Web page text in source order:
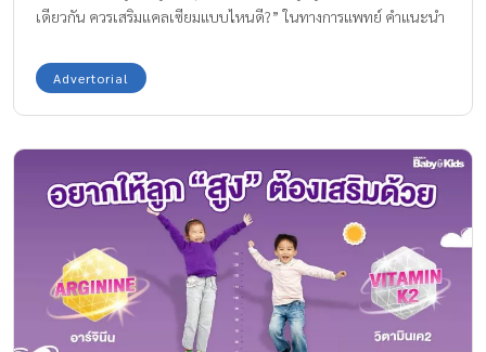
เดียวกัน ควรเสริมแคลเซียมแบบไหนดี?” ในทางการแพทย์ คำแนะนำ
รับ “แคลเซียมธรรมชาติ” ค่ะ ความกังวลของคุณพ่อคุณแม่เป็นเรื่องที่
เข้าใจได้ เพราะช่วงวัย 4-12 ปี ถือเป็น “ช่วงเวลาทอง” (Golden
เจริญเติบโตอย่างก้าวกระโดด (Growth Spurt) หากเลยช่วงวัยนี้ไป
แล้ว แผ่นการเจริญเติบโตบริเวณปลายกระดูก (Epiphyseal Plate)
จะเริ่มปิด โอกาสในการเพิ่มความสูงจะทำได้ยากขึ้นมาก เมื่อพูดถึง
ความสูง “แคลเซียม” คือโครงสร้างหลัก (Matrix) ของกระดูก แต่
แคลเซียมมีหลายรูปแบบในท้องตลาด เหตุผลที่แพทย์เน้นย้ำถึง
แคลเซียมธรรมชาติ โดยเฉพาะจากนมโคแท้ 100% ก็เพราะเป็นแหล่ง
แคลเซียมที่มีชีวปริมาณออกฤทธิ์ (Bioavailability) สูง ร่างกายเด็ก
สามารถดูดซึมและนำไปใช้สร้างเซลล์กระดูก (Osteoblast) ได้อย่างมี
Advertorial